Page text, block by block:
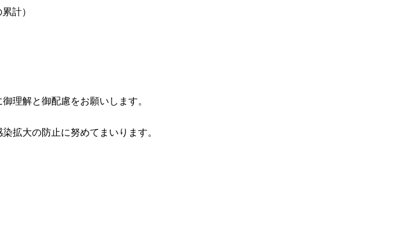
計）
理解と御配慮をお願いします。
拡大の防止に努めてまいります。